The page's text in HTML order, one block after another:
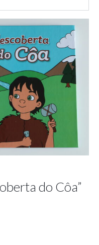
do Côa”